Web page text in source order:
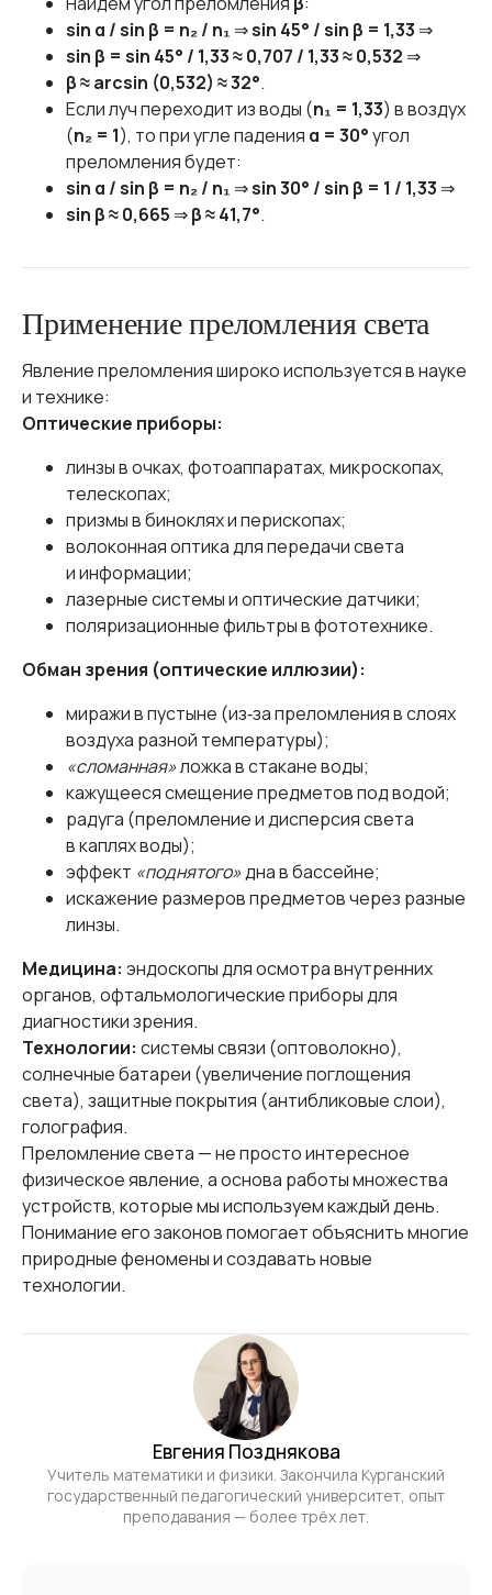
sin α / sin β = n₂ / n₁ ⇒sin 45° / sin β = 1,33 ⇒
sin β = sin 45° / 1,33 ≈ 0,707 / 1,33 ≈ 0,532 ⇒
β ≈ arcsin (0,532) ≈ 32°.
Если луч переходит из воды (n₁ = 1,33) в воздух
(n₂ = 1), то при угле падения α = 30°угол
преломления будет:
sin α / sin β = n₂ / n₁ ⇒sin 30° / sin β = 1 / 1,33 ⇒
sin β ≈ 0,665 ⇒β ≈ 41,7°.
Применение преломления света
Явление преломления широко используется в науке
и технике:
Оптические приборы:
линзы в очках, фотоаппаратах, микроскопах,
телескопах;
призмы в биноклях и перископах;
волоконная оптика для передачи света
и информации;
лазерные системы и оптические датчики;
поляризационные фильтры в фототехнике.
Обман зрения (оптические иллюзии):
миражи в пустыне (из‑за преломления в слоях
воздуха разной температуры);
«сломанная»ложка в стакане воды;
кажущееся смещение предметов под водой;
радуга (преломление и дисперсия света
в каплях воды);
эффект «поднятого»дна в бассейне;
искажение размеров предметов через разные
линзы.
Медицина: эндоскопы для осмотра внутренних
органов, офтальмологические приборы для
диагностики зрения.
Технологии: системы связи (оптоволокно),
солнечные батареи (увеличение поглощения
света), защитные покрытия (антибликовые слои),
голография.
Преломление света — не просто интересное
физическое явление, а основа работы множества
устройств, которые мы используем каждый день.
Понимание его законов помогает объяснить многие
природные феномены и создавать новые
технологии.
Евгения Позднякова
Учитель математики и физики. Закончила Курганский
государственный педагогический университет, опыт
преподавания — более трёх лет.